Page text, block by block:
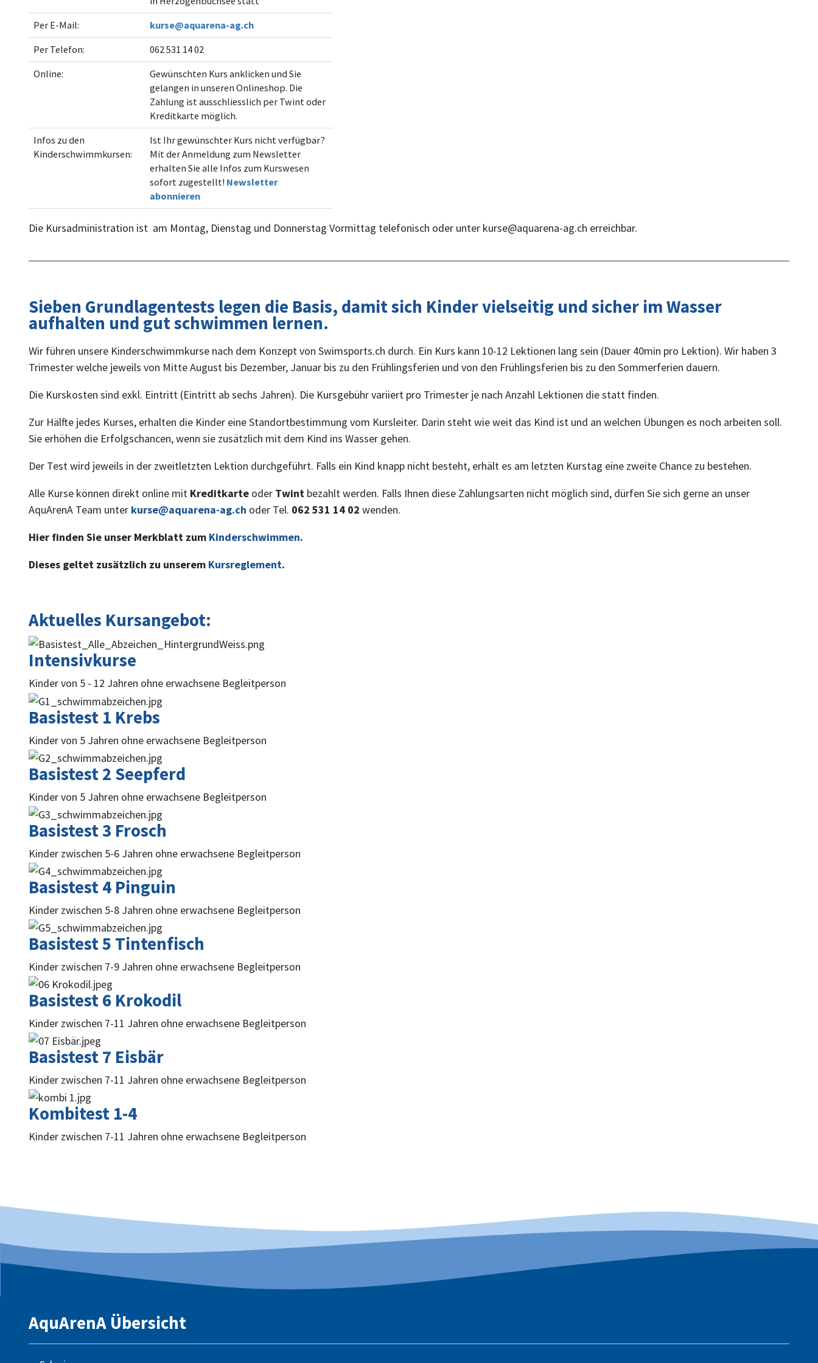
Sonn-
bis
bis
Per E-Mail:
kurse@aquarena-ag.ch
Per Telefon:
062 531 14 02
Online:
Gewünschten Kurs anklicken und Sie
gelangen in unseren Onlineshop. Die
Zahlung ist ausschliesslich per Twint oder
Kreditkarte möglich.
Infos zu den
Kinderschwimmkursen:
Ist Ihr gewünschter Kurs nicht verfügbar?
Mit der Anmeldung zum Newsletter
erhalten Sie alle Infos zum Kurswesen
sofort zugestellt! Newsletter
abonnieren
Die Kursadministration ist am Montag, Dienstag und Donnerstag Vormittag telefonisch oder unter kurse@aquarena-ag.ch erreichbar.
Sieben Grundlagentests legen die Basis, damit sich Kinder vielseitig und sicher im Wasser
aufhalten und gut schwimmen lernen.
Wir führen unsere Kinderschwimmkurse nach dem Konzept von Swimsports.ch durch. Ein Kurs kann 10-12 Lektionen lang sein (Dauer 40min pro Lektion). Wir haben 3
Trimester welche jeweils von Mitte August bis Dezember, Januar bis zu den Frühlingsferien und von den Frühlingsferien bis zu den Sommerferien dauern.
Die Kurskosten sind exkl. Eintritt (Eintritt ab sechs Jahren). Die Kursgebühr variiert pro Trimester je nach Anzahl Lektionen die statt finden.
Zur Hälfte jedes Kurses, erhalten die Kinder eine Standortbestimmung vom Kursleiter. Darin steht wie weit das Kind ist und an welchen Übungen es noch arbeiten soll.
Sie erhöhen die Erfolgschancen, wenn sie zusätzlich mit dem Kind ins Wasser gehen.
Der Test wird jeweils in der zweitletzten Lektion durchgeführt. Falls ein Kind knapp nicht besteht, erhält es am letzten Kurstag eine zweite Chance zu bestehen.
Alle Kurse können direkt online mit Kreditkarte oder Twint bezahlt werden. Falls Ihnen diese Zahlungsarten nicht möglich sind, dürfen Sie sich gerne an unser
AquArenA Team unter kurse@aquarena-ag.ch oder Tel. 062 531 14 02 wenden.
Hier finden Sie unser Merkblatt zum Kinderschwimmen.
Dieses geltet zusätzlich zu unserem Kursreglement.
Aktuelles Kursangebot:
Intensivkurse
Kinder von 5 - 12 Jahren ohne erwachsene Begleitperson
Basistest 1 Krebs
Kinder von 5 Jahren ohne erwachsene Begleitperson
Basistest 2 Seepferd
Kinder von 5 Jahren ohne erwachsene Begleitperson
Basistest 3 Frosch
Kinder zwischen 5-6 Jahren ohne erwachsene Begleitperson
Basistest 4 Pinguin
Kinder zwischen 5-8 Jahren ohne erwachsene Begleitperson
Basistest 5 Tintenfisch
Kinder zwischen 7-9 Jahren ohne erwachsene Begleitperson
Basistest 6 Krokodil
Kinder zwischen 7-11 Jahren ohne erwachsene Begleitperson
Basistest 7 Eisbär
Kinder zwischen 7-11 Jahren ohne erwachsene Begleitperson
Kombitest 1-4
Kinder zwischen 7-11 Jahren ohne erwachsene Begleitperson
AquArenA Übersicht